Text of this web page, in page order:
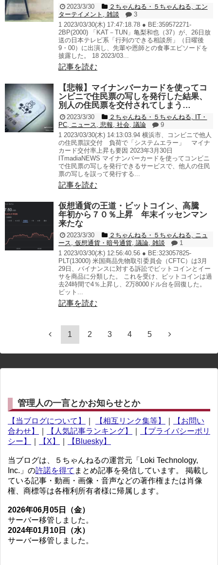
2023/3/30 ２ちゃんねる・５ちゃんねる
エン
ターテイメント
雑談
3
1 2023/03/30(木) 17:47:18.78 ● BE:359572271-
2BP(2000) 「KAT－TUN」亀梨和也（37）が、26日放
送の日本テレビ系「行列のできる相談所」（日曜後
9・00）に出演し、先輩や恩師との食事エピソードを
披露した。 18 2023/03...
記事を読む
【悲報】マイナンバーカードを使ってコ
ンビニで住民票の写しを発行した結果、
別人の住民票を交付されてしまう…
2023/3/30 ２ちゃんねる・５ちゃんねる
IT・
PC
ニュース 悲報 社会 議論
9
1 2023/03/30(木) 14:13:03.94 横浜市、コンビニで他人
の住民票誤交付 負荷で「システムエラー」 マイナ
カード交付率上昇も要因 2023年3月30日
ITmadiaNEWS マイナンバーカードを使ってコンビニ
で住民票の写しを発行できるサービスで、他人の住民
票の写しを誤って発行する...
記事を読む
仮想通貨の王道・ビットコイン、高騰
年初から７０％上昇 年末イッセンマン
来たな
2023/3/30 ２ちゃんねる・５ちゃんねる
ニュ
ース
仮想通貨・暗号通貨 議論 雑談
1
1 2023/03/30(木) 12:56:40.56 ● BE:323057825-
PLT(13000) 米国商品先物取引委員会（CFTC）は3月
29日、バイナンスに対する訴訟でビットコインとイー
サを商品に分類した。 これを受け、ビットコインは過
去24時間で4％上昇し、2万8000ドル台を回復した。
ビット...
記事を読む
1 2 3 4 5
管理人の一言とかお知らせとか
【当ブログについて】 【相互リンク集等】
【お問い
合わせ】
【人気記事ランキング】
【プライバシーポリ
シー】
【X】 【Bluesky】
当ブログは、５ちゃんねるの運営元「Loki Technology,
Inc.」の許諾を得て まとめ記事を発信しています。 掲載し
ている記事・動画・画像・音声などの著作権または肖像
権、商標等は各権利所有者様に帰属します。
2026年06月05日（金）
サーバー移管しました。
2024年01月10日（水）
サーバー移管しました。